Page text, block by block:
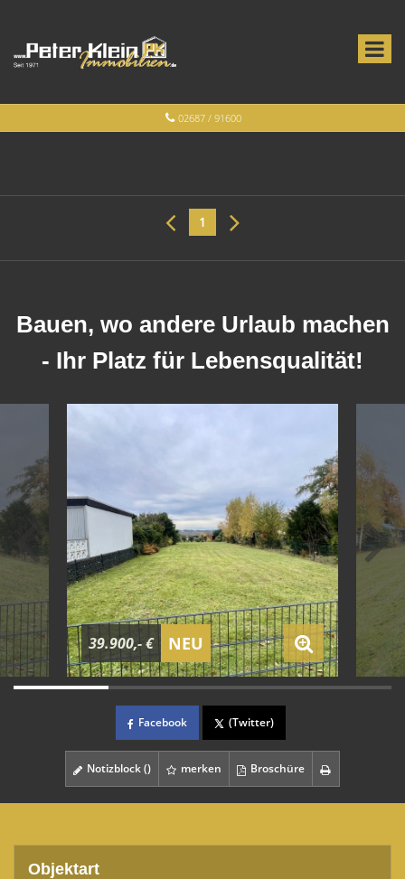
02687 / 91600
1
Bauen, wo andere Urlaub machen
- Ihr Platz für Lebensqualität!
39.900,- € NEU
Facebook (Twitter)
Notizblock () merken Broschüre
Objektart